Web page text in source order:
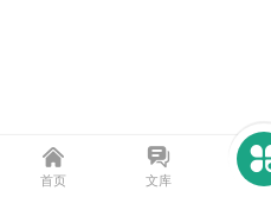
首页 文库